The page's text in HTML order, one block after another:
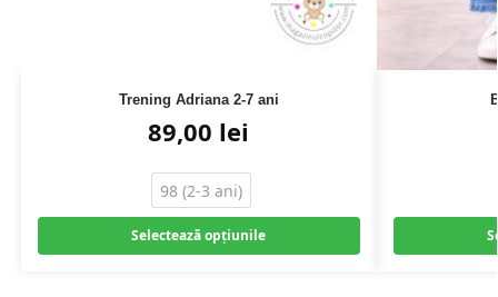
Trening Adriana 2-7 ani
89,00 lei
98 (2-3 ani)
Selectează opțiunile